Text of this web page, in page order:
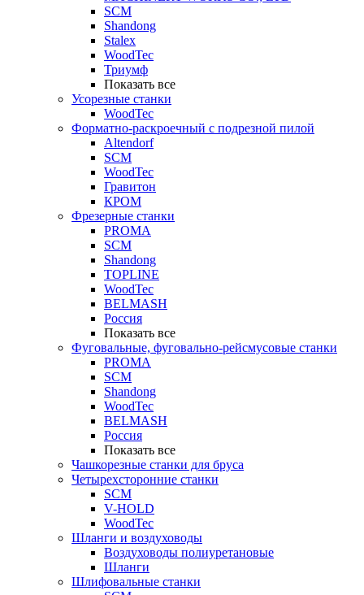
SCM
Shandong
Stalex
WoodTec
Триумф
Показать все
Усорезные станки
WoodTec
Форматно-раскроечный с подрезной пилой
Altendorf
SCM
WoodTec
Гравитон
КРОМ
Фрезерные станки
PROMA
SCM
Shandong
TOPLINE
WoodTec
BELMASH
Россия
Показать все
Фуговальные, фуговально-рейсмусовые станки
PROMA
SCM
Shandong
WoodTec
BELMASH
Россия
Показать все
Чашкорезные станки для бруса
Четырехсторонние станки
SCM
V-HOLD
WoodTec
Шланги и воздуховоды
Воздуховоды полиуретановые
Шланги
Шлифовальные станки